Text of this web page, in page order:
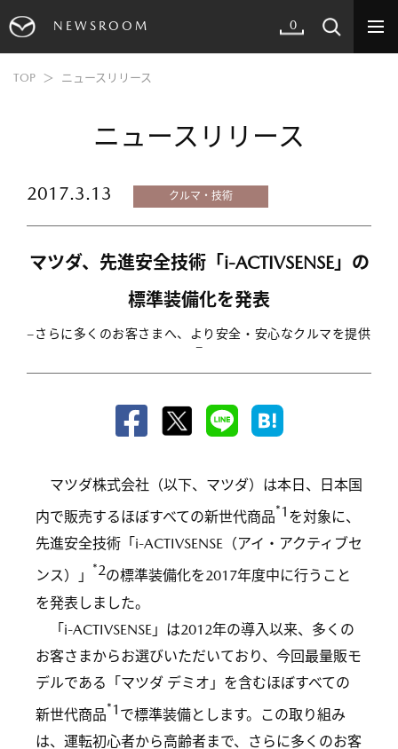
NEWSROOM 0
TOP ニュースリリース
ニュースリリース
2017.3.13 クルマ・技術
マツダ、先進安全技術「i-ACTIVSENSE」の
標準装備化を発表
−さらに多くのお客さまへ、より安全・安心なクルマを提供
−
マツダ株式会社（以下、マツダ）は本日、日本国
内で販売するほぼすべての新世代商品*1 を対象に、
先進安全技術「i-ACTIVSENSE（アイ・アクティブセ
ンス）」 *2の標準装備化を2017年度中に行うこと
を発表しました。
「i-ACTIVSENSE」は2012年の導入以来、多くの
お客さまからお選びいただいており、今回最量販モ
デルである「マツダ デミオ」を含むほぼすべての
新世代商品*1 で標準装備とします。この取り組み
は、運転初心者から高齢者まで、さらに多くのお客